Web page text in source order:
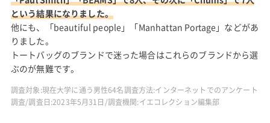
という結果になりました。
他にも、「beautiful people」「Manhattan Portage」などがあ
りました。
トートバッグのブランドで迷った場合はこれらのブランドから選
ぶのが無難です。
調査対象:現在大学に通う男性64名調査方法:インターネットでのアンケート
調査/調査日:2023年5月31日/調査機関:イエコレクション編集部